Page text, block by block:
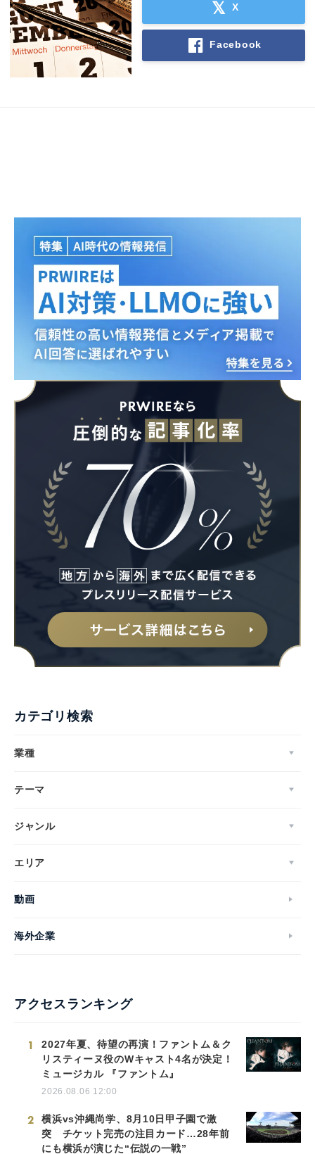
X
Facebook
カテゴリ検索
業種
テーマ
ジャンル
エリア
動画
海外企業
アクセスランキング
1
2027年夏、待望の再演！ファントム＆ク
リスティーヌ役のWキャスト4名が決定！
ミュージカル 『ファントム』
2026.08.06 12:00
2
横浜vs沖縄尚学、8月10日甲子園で激
突 チケット完売の注目カード…28年前
にも横浜が演じた“伝説の一戦”
Japanese